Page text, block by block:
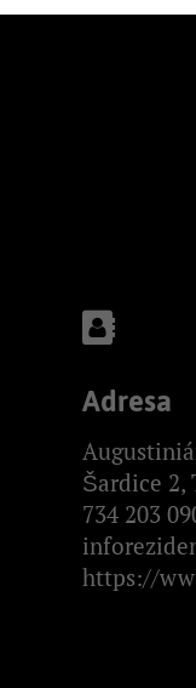
Adresa
Šardice 2,
734 203
https://